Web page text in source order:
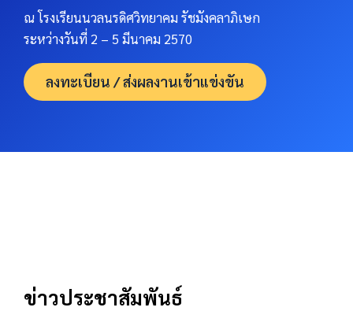
ณ โรงเรียนนวลนรดิศวิทยาคม รัชมังคลาภิเษก
ระหว่างวันที่ 2 – 5 มีนาคม 2570
ลงทะเบียน / ส่งผลงานเข้าแข่งขัน
ข่าวประชาสัมพันธ์